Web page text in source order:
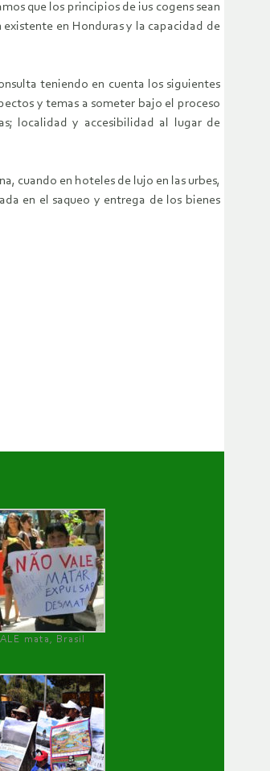
que los principios de ius cogens sean
en Honduras y la capacidad de
teniendo en cuenta los siguientes
y temas a someter bajo el proceso
localidad y accesibilidad al lugar de
cuando en hoteles de lujo en las urbes,
en el saqueo y entrega de los bienes
mata, Brasil